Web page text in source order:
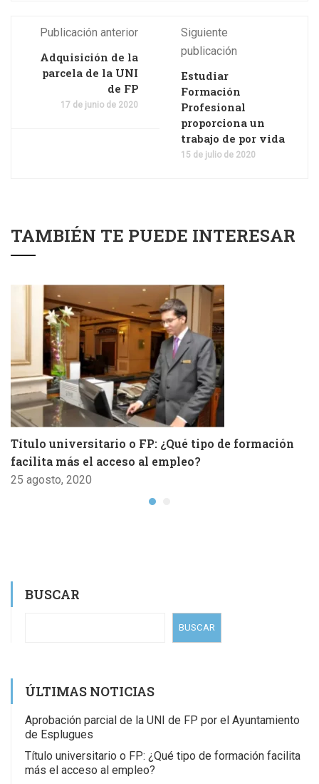
Publicación anterior
Adquisición de la
parcela de la UNI
de FP
17 de junio de 2020
Siguiente
publicación
Estudiar
Formación
Profesional
proporciona un
trabajo de por vida
15 de julio de 2020
TAMBIÉN TE PUEDE INTERESAR
Título universitario o FP: ¿Qué tipo de formación
facilita más el acceso al empleo?
25 agosto, 2020
BUSCAR
BUSCAR
ÚLTIMAS NOTICIAS
Aprobación parcial de la UNI de FP por el Ayuntamiento
de Esplugues
Título universitario o FP: ¿Qué tipo de formación facilita
más el acceso al empleo?